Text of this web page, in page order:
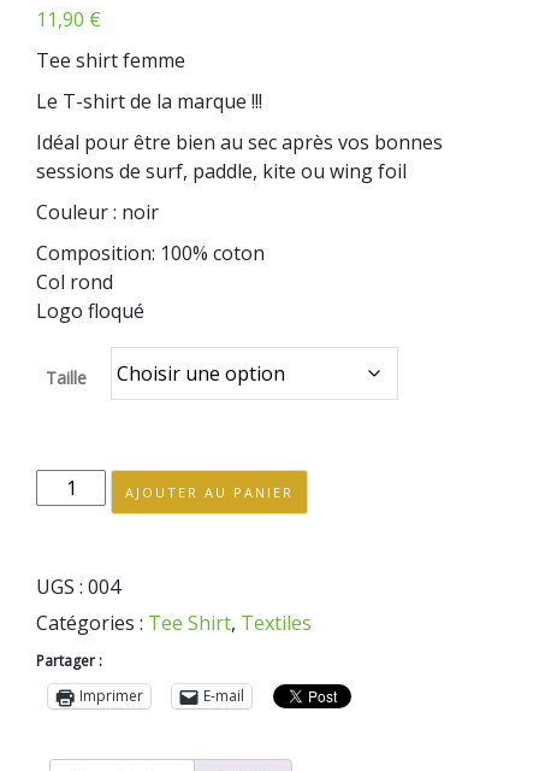
11,90 €
Tee shirt femme
Le T-shirt de la marque !!!
Idéal pour être bien au sec après vos bonnes
sessions de surf, paddle, kite ou wing foil
Couleur : noir
Composition: 100% coton
Col rond
Logo floqué
Taille
quantité
de
Femme
AJOUTER AU PANIER
UGS : 004
Catégories : Tee Shirt, Textiles
Partager :
Imprimer
E-mail